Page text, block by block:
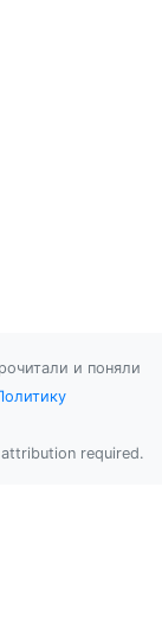
и поняли
required.